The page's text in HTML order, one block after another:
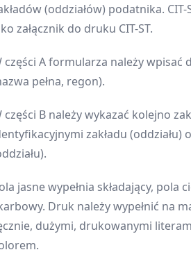
(oddziałów) podatnika.
załącznik do druku CIT-ST.
części A formularza należy
pełna, regon).
części B należy wykazać kolejno
zakładu (oddziału)
jasne wypełnia składający, pola
Druk należy wypełnić na
dużymi, drukowanymi